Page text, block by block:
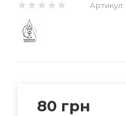
Артикул:
80 грн